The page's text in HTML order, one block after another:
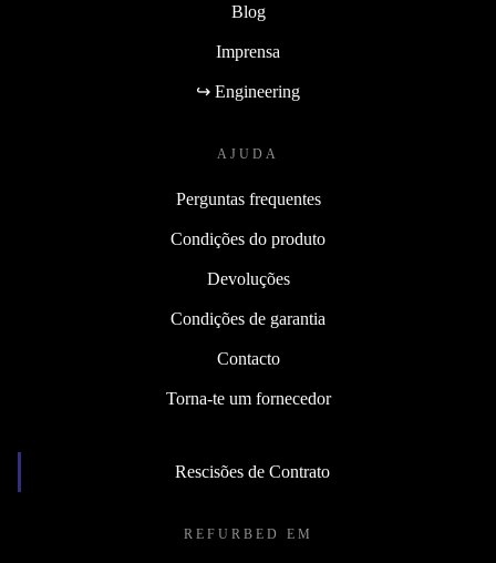
Blog
Imprensa
↪ Engineering
AJUDA
Perguntas frequentes
Condições do produto
Devoluções
Condições de garantia
Contacto
Torna-te um fornecedor
Rescisões de Contrato
REFURBED EM